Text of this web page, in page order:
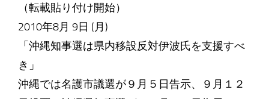
（転載貼り付け開始）
2010年8月 9日 (月)
「沖縄知事選は県内移設反対伊波氏を支援すべ
き」
沖縄では名護市議選が９月５日告示、９月１２